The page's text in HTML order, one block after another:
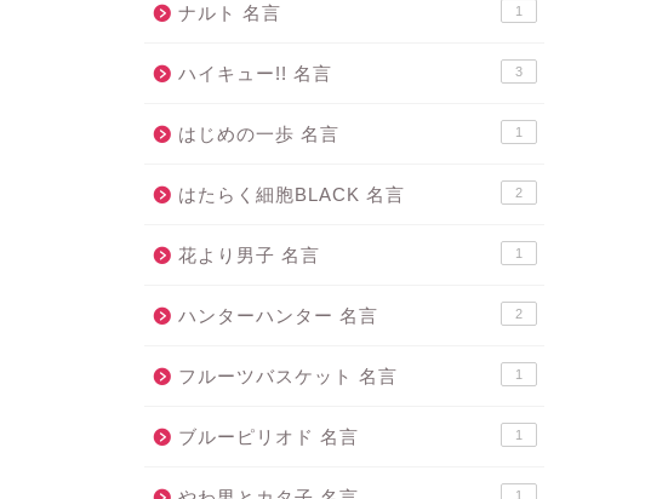
ナルト 名言 1
ハイキュー!! 名言 3
はじめの一歩 名言 1
はたらく細胞BLACK 名言 2
花より男子 名言 1
ハンターハンター 名言 2
フルーツバスケット 名言 1
ブルーピリオド 名言 1
1